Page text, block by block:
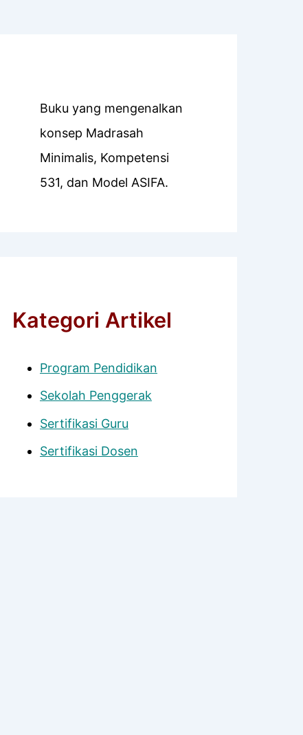
Buku yang mengenalkan
konsep Madrasah
Minimalis, Kompetensi
531, dan Model ASIFA.
Kategori Artikel
Program Pendidikan
Sekolah Penggerak
Sertifikasi Guru
Sertifikasi Dosen